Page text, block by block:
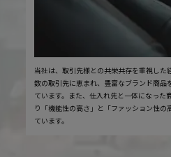
当社は、取引先様との共栄共存を重視し
数の取引先に恵まれ、豊富なブランド商品
ています。また、仕入れ先と一体になった
り「機能性の高さ」と「ファッション性
ています。